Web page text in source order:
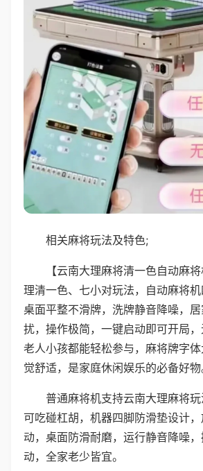
相关麻将玩法及特色;
【云南大理麻将清一色自动麻
理清一色、七小对玩法，自动麻将机
桌面平整不滑牌，洗牌静音降噪，
扰，操作极简，一键启动即可开局，
老人小孩都能轻松参与，麻将牌字
觉舒适，是家庭休闲娱乐的必备好物
普通麻将机支持云南大理麻将玩
可吃碰杠胡，机器四脚防滑垫设计
动，桌面防滑耐磨，运行静音降噪
动，全家老少皆宜。